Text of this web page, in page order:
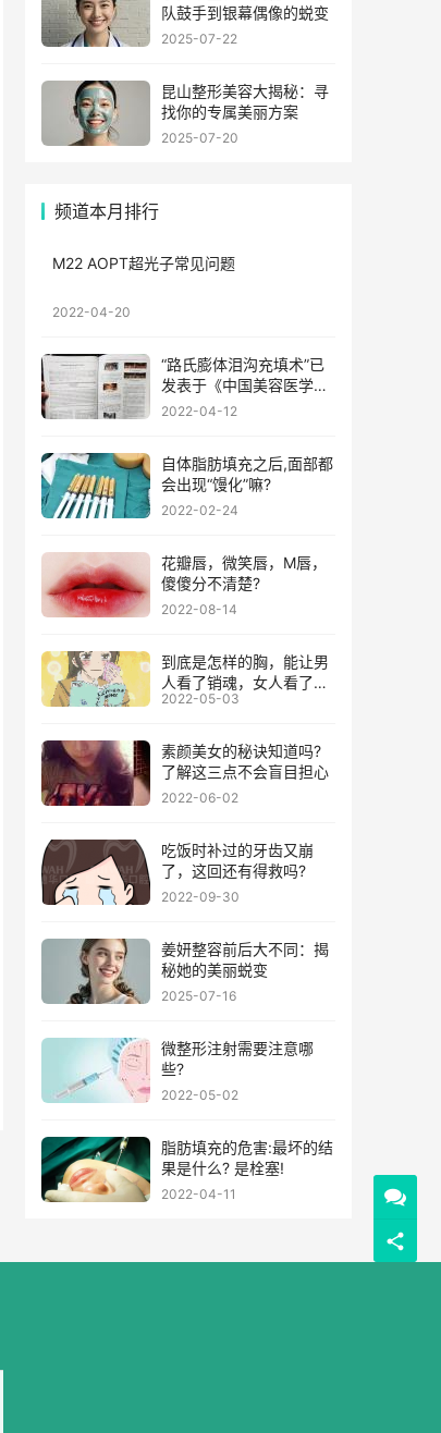
队鼓手到银幕偶像的蜕变
2025-07-22
昆山整形美容大揭秘：寻
找你的专属美丽方案
2025-07-20
频道本月排行
M22 AOPT超光子常见问题
2022-04-20
“路氏膨体泪沟充填术”已
发表于《中国美容医学》
2022年3月第31卷第3期
2022-04-12
自体脂肪填充之后,面部都
会出现“馒化”嘛?
2022-02-24
花瓣唇，微笑唇，M唇，
傻傻分不清楚?
2022-08-14
到底是怎样的胸，能让男
人看了销魂，女人看了失
神!
2022-05-03
素颜美女的秘诀知道吗?
了解这三点不会盲目担心
2022-06-02
吃饭时补过的牙齿又崩
了，这回还有得救吗?
2022-09-30
姜妍整容前后大不同：揭
秘她的美丽蜕变
2025-07-16
微整形注射需要注意哪
些?
2022-05-02
脂肪填充的危害:最坏的结
果是什么? 是栓塞!
2022-04-11